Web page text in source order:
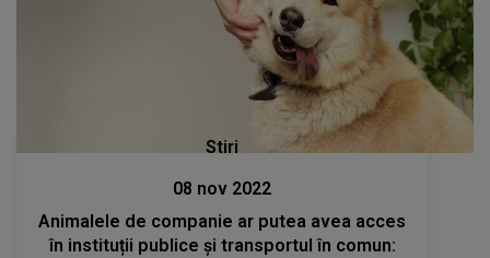
Stiri
08 nov 2022
Animalele de companie ar putea avea acces
în instituții publice și transportul în comun: